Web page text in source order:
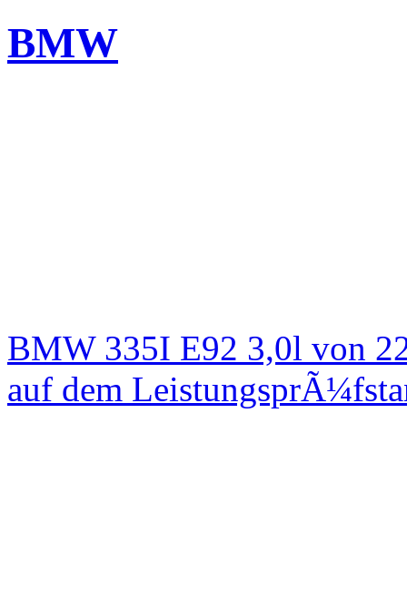
BMW
BMW 335I E92 3,0l von
auf dem